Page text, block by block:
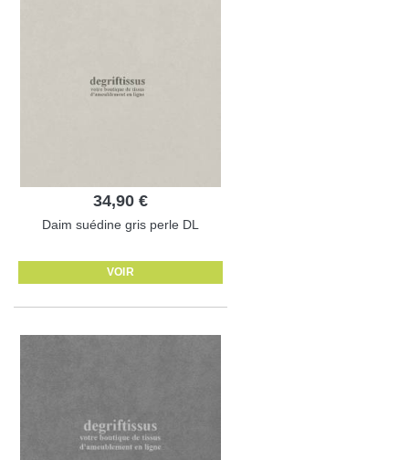
34,90 €
Daim suédine gris perle DL
VOIR